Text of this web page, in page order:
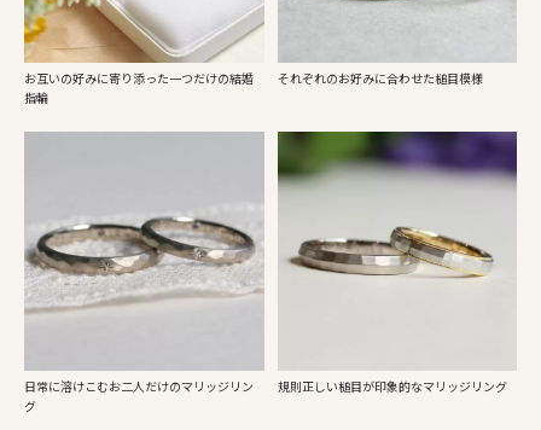
お互いの好みに寄り添った一つだけの結婚
指輪
それぞれのお好みに合わせた槌目模様
日常に溶けこむお二人だけのマリッジリン
グ
規則正しい槌目が印象的なマリッジリング